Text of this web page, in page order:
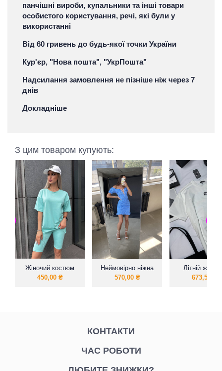
панчішні вироби, купальники та інші товари
особистого користування, речі, які були у
використанні
Від 60 гривень до будь-якої точки України
Кур'єр, "Нова пошта", "УкрПошта"
Надсилання замовлення не пізніше ніж через 7
днів
Докладніше
З цим товаром купують:
Жіночий костюм
футболка вільна
450,00 ₴
Неймовірно ніжна
та романтична
570,00 ₴
Літній
костюм
673,50
КОНТАКТИ
ЧАС РОБОТИ